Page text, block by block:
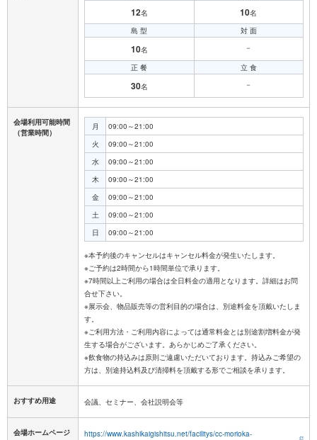
12名 10名
島 型
10名
対 面
－
正 餐
30名
立 食
－
会場利用可能時間
（営業時間）
月
09:00～21:00
火
09:00～21:00
水
09:00～21:00
木
09:00～21:00
金
09:00～21:00
土
09:00～21:00
日
09:00～21:00
※本予約後のキャンセルはキャンセル料金が発生いたします。
※ご予約は2時間から1時間単位で承ります。
※7時間以上ご利用の場合は全日料金の適用となります。詳細はお問
合せ下さい。
※展示会、物品販売等の営利目的の場合は、別途料金を頂戴いたしま
す。
※ご利用方法・ご利用内容によっては通常料金とは別途割増料金が発
生する場合がございます。あらかじめご了承ください。
※飲食物の持込みは原則ご遠慮いただいております。持込みご希望の
おすすめ用途 会議、セミナー、会社説明会等
会場ホームページ
https://www.kashikaigishitsu.net/facilitys/cc-morioka-